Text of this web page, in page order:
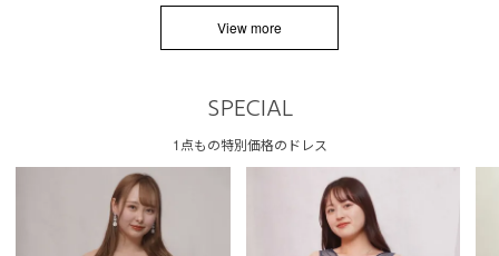
View more
SPECIAL
1点もの特別価格のドレス